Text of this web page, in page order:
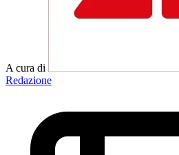
A cura di
Redazione